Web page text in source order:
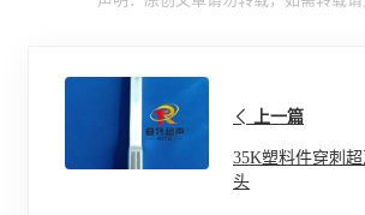
上一篇
35K塑料件穿刺超
头